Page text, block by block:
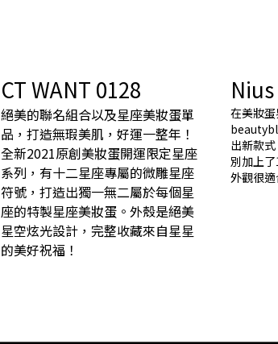
CT WANT 0128
絕美的聯名組合以及星座美妝蛋單
品，打造無瑕美肌，好運一整年！
全新2021原創美妝蛋開運限定星座
系列，有十二星座專屬的微雕星座
符號，打造出獨一無二屬於每個星
座的特製星座美妝蛋。外殼是絕美
星空炫光設計，完整收藏來自星星
的美好祝福！
在美妝
出新款
別加上
外觀很適